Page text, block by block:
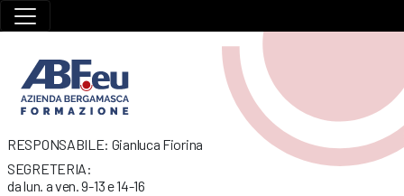
RESPONSABILE: Gianluca Fiorina
SEGRETERIA:
da lun. a ven. 9-13 e 14-16